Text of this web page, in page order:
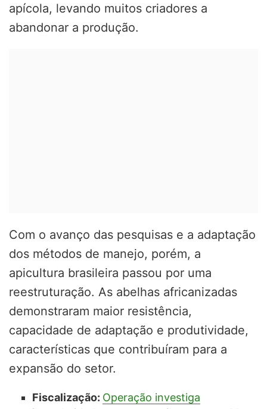
apícola, levando muitos criadores a
abandonar a produção.
Com o avanço das pesquisas e a adaptação
dos métodos de manejo, porém, a
apicultura brasileira passou por uma
reestruturação. As abelhas africanizadas
demonstraram maior resistência,
capacidade de adaptação e produtividade,
características que contribuíram para a
expansão do setor.
Fiscalização: Operação investiga